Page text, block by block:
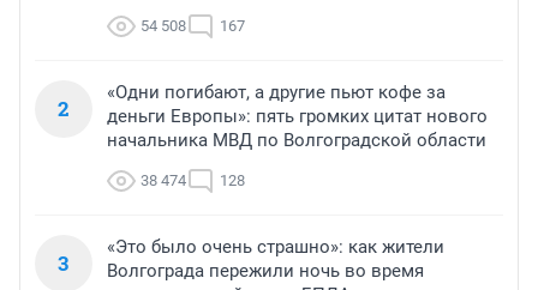
54 508 167
2
«Одни погибают, а другие пьют кофе за
деньги Европы»: пять громких цитат нового
начальника МВД по Волгоградской области
38 474 128
3
«Это было очень страшно»: как жители
Волгограда пережили ночь во время